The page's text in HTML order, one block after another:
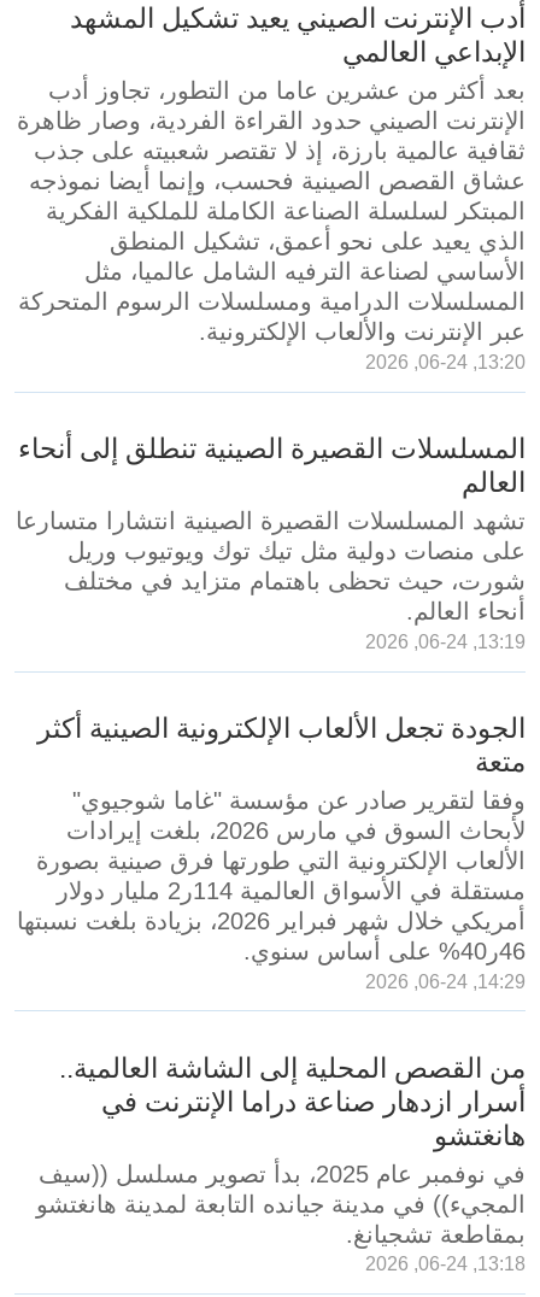
أدب الإنترنت الصيني يعيد تشكيل المشهد
الإبداعي العالمي
بعد أكثر من عشرين عاما من التطور، تجاوز أدب
الإنترنت الصيني حدود القراءة الفردية، وصار ظاهرة
ثقافية عالمية بارزة، إذ لا تقتصر شعبيته على جذب
عشاق القصص الصينية فحسب، وإنما أيضا نموذجه
المبتكر لسلسلة الصناعة الكاملة للملكية الفكرية
الذي يعيد على نحو أعمق، تشكيل المنطق
الأساسي لصناعة الترفيه الشامل عالميا، مثل
المسلسلات الدرامية ومسلسلات الرسوم المتحركة
عبر الإنترنت والألعاب الإلكترونية.
13:20, 06-24, 2026
المسلسلات القصيرة الصينية تنطلق إلى أنحاء
العالم
تشهد المسلسلات القصيرة الصينية انتشارا متسارعا
على منصات دولية مثل تيك توك ويوتيوب وريل
شورت، حيث تحظى باهتمام متزايد في مختلف
أنحاء العالم.
13:19, 06-24, 2026
الجودة تجعل الألعاب الإلكترونية الصينية أكثر
متعة
وفقا لتقرير صادر عن مؤسسة "غاما شوجيوي"
لأبحاث السوق في مارس 2026، بلغت إيرادات
الألعاب الإلكترونية التي طورتها فرق صينية بصورة
مستقلة في الأسواق العالمية 114ر2 مليار دولار
أمريكي خلال شهر فبراير 2026، بزيادة بلغت نسبتها
46ر40% على أساس سنوي.
14:29, 06-24, 2026
من القصص المحلية إلى الشاشة العالمية..
أسرار ازدهار صناعة دراما الإنترنت في
هانغتشو
في نوفمبر عام 2025، بدأ تصوير مسلسل ((سيف
المجيء)) في مدينة جيانده التابعة لمدينة هانغتشو
بمقاطعة تشجيانغ.
13:18, 06-24, 2026